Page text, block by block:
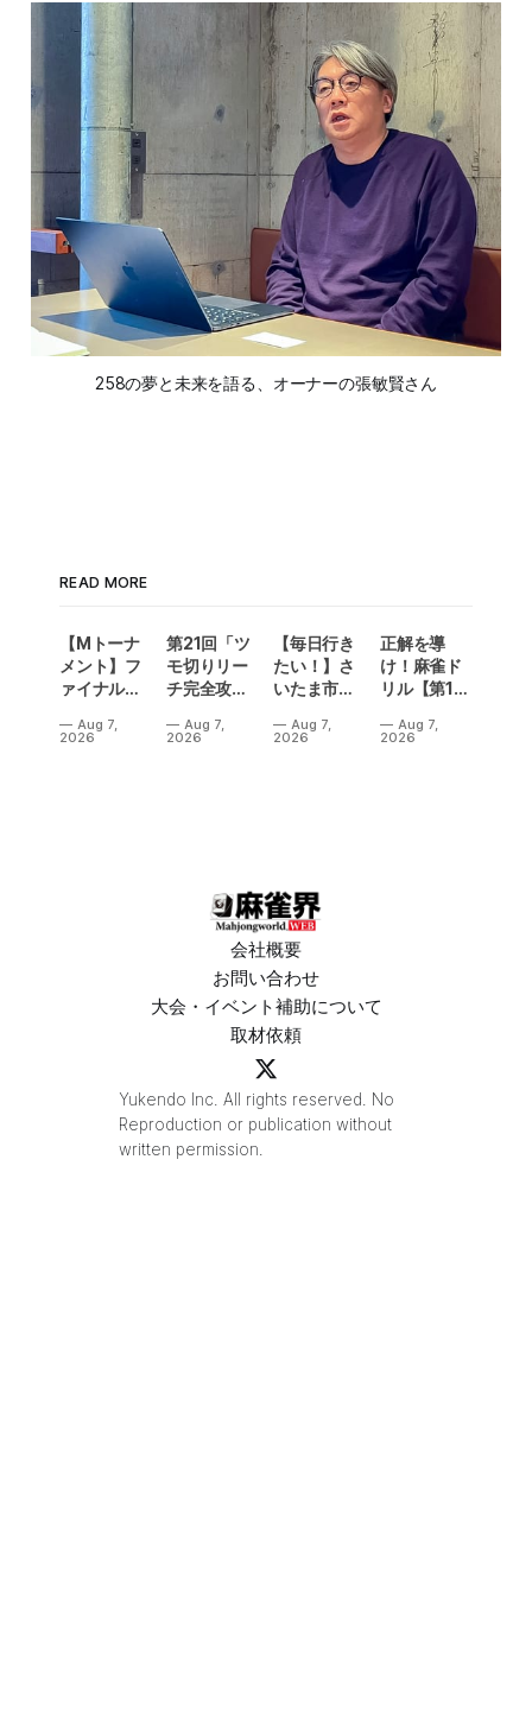
258の夢と未来を語る、オーナーの張敏賢さん
READ MORE
【Mトーナ
メント】フ
ァイナル／2
ニバル！東
Aug 7,
2026
第21回「ツ
モ切りリー
チ完全攻
Aug 7,
2026
【毎日行き
たい！】さ
いたま市に
誕生！？
Aug 7,
2026
正解を導
け！麻雀ド
リル【第14
Aug 7,
2026
会社概要
お問い合わせ
大会・イベント補助について
取材依頼
Yukendo Inc. All rights reserved. No
Reproduction or publication without
written permission.